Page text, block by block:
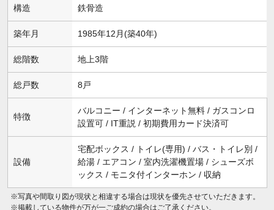
構造 鉄骨造
築年月 1985年12月(築40年)
総階数 地上3階
総戸数 8戸
特徴
バルコニー / インターネット無料 / ガスコンロ
設置可 / IT重説 / 初期費用カード決済可
設備
宅配ボックス / トイレ(専用) / バス・トイレ別 /
給湯 / エアコン / 室内洗濯機置場 / シューズボ
ックス / モニタ付インターホン / 収納
※写真や間取り図が現状と相違する場合は現状を優先させていただきます。
※掲載している物件が万が一ご成約の場合はご了承ください。